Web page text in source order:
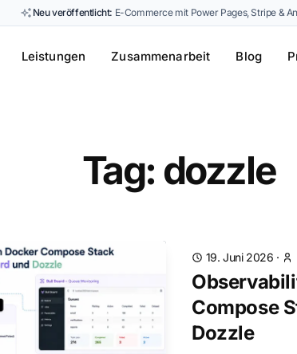
Neu veröffentlicht: E-Commerce mit Power Pages, Stripe &
Leistungen Zusammenarbeit Blog
Tag: dozzle
19. Juni 2026 ·
Compose
Dozzle